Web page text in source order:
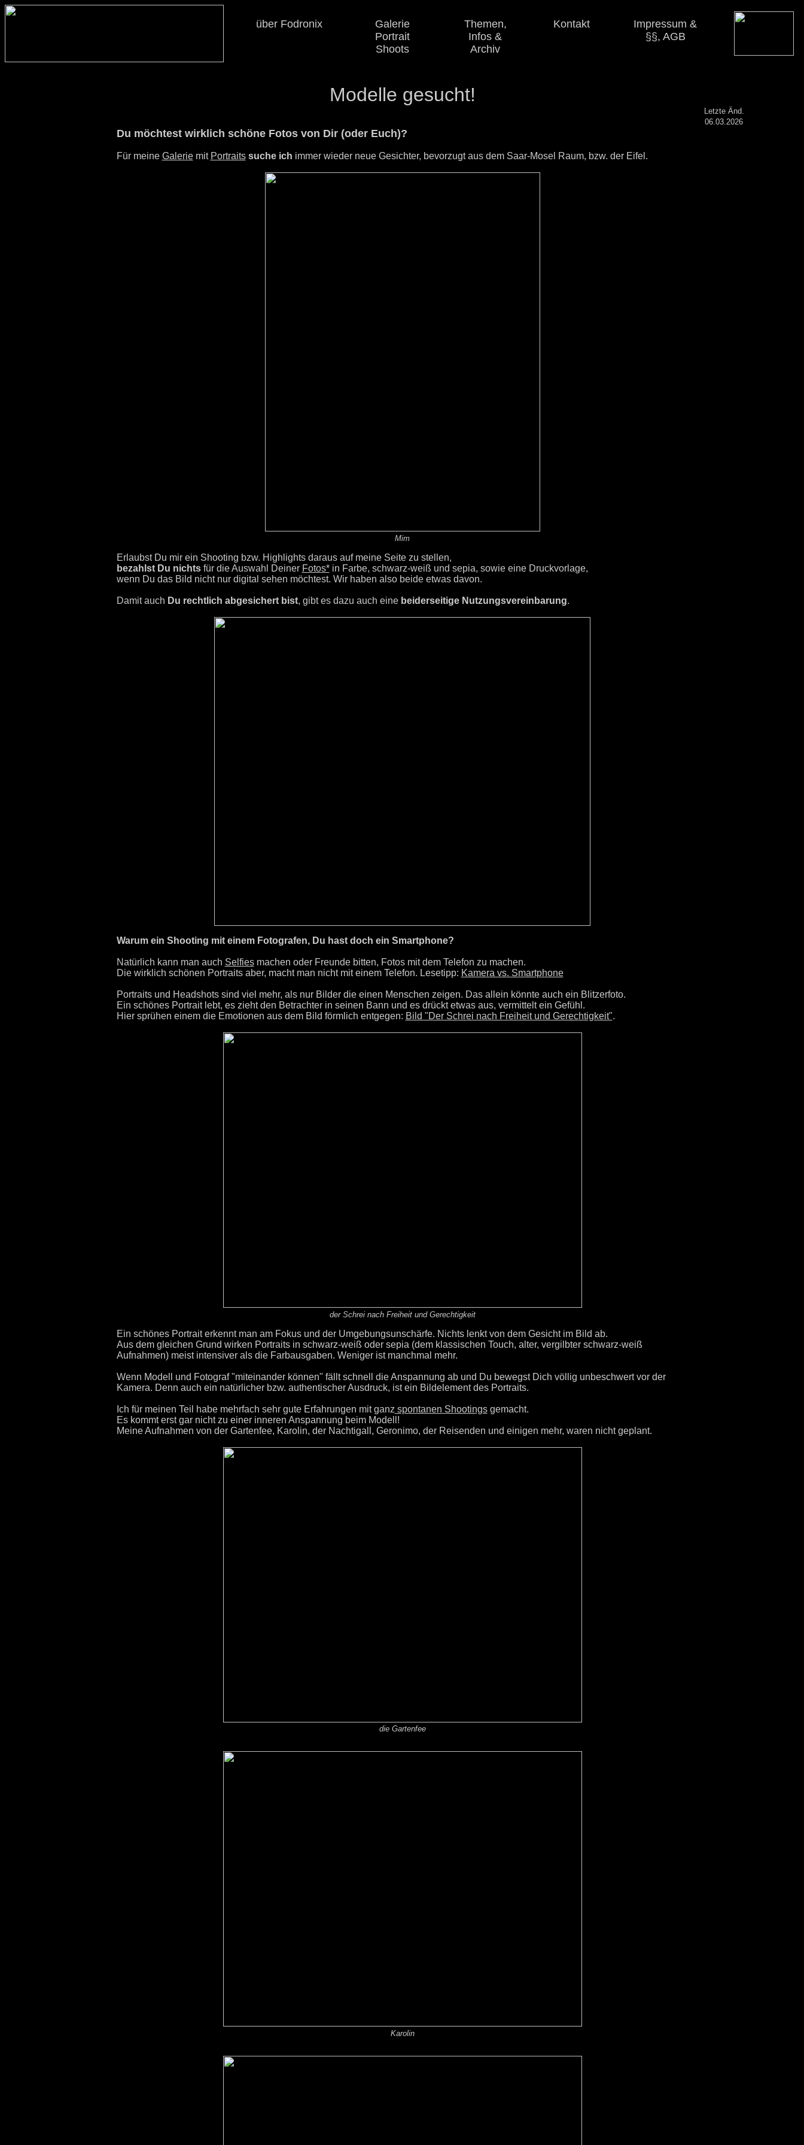
über Fodronix
Galerie
Portrait
Shoots
Themen,
Infos &
Archiv
Kontakt
Impressum &
§§, AGB
Modelle gesucht!
Letzte Änd.
06.03.2026
Du möchtest wirklich schöne Fotos von Dir (oder Euch)?
Für meine Galeriemit Portraits suche ich immer wieder neue Gesichter, bevorzugt aus dem Saar-Mosel Raum, bzw. der Eifel.
Mim
Erlaubst Du mir ein Shooting bzw. Highlights daraus auf meine Seite zu stellen,
bezahlst Du nichtsfür die Auswahl Deiner Fotos*in Farbe, schwarz-weiß und sepia, sowie eine Druckvorlage,
wenn Du das Bild nicht nur digital sehen möchtest. Wir haben also beide etwas davon.
Damit auch Du rechtlich abgesichert bist, gibt es dazu auch eine beiderseitige Nutzungsvereinbarung.
Warum ein Shooting mit einem Fotografen, Du hast doch ein Smartphone?
Natürlich kann man auch Selfiesmachen oder Freunde bitten, Fotos mit dem Telefon zu machen.
Die wirklich schönen Portraits aber, macht man nicht mit einem Telefon. Lesetipp: Kamera vs. Smartphone
Portraits und Headshots sind viel mehr, als nur Bilder die einen Menschen zeigen. Das allein könnte auch ein Blitzerfoto.
Ein schönes Portrait lebt, es zieht den Betrachter in seinen Bann und es drückt etwas aus, vermittelt ein Gefühl.
Hier sprühen einem die Emotionen aus dem Bild förmlich entgegen: Bild "Der Schrei nach Freiheit und Gerechtigkeit".
der Schrei nach Freiheit und Gerechtigkeit
Ein schönes Portrait erkennt man am Fokus und der Umgebungsunschärfe. Nichts lenkt von dem Gesicht im Bild ab.
Aus dem gleichen Grund wirken Portraits in schwarz-weiß oder sepia (dem klassischen Touch, alter, vergilbter schwarz-weiß
Aufnahmen) meist intensiver als die Farbausgaben. Weniger ist manchmal mehr.
Wenn Modell und Fotograf "miteinander können" fällt schnell die Anspannung ab und Du bewegst Dich völlig unbeschwert vor der
Kamera. Denn auch ein natürlicher bzw. authentischer Ausdruck, ist ein Bildelement des Portraits.
Ich für meinen Teil habe mehrfach sehr gute Erfahrungen mit ganz spontanen Shootingsgemacht.
Es kommt erst gar nicht zu einer inneren Anspannung beim Modell!
Meine Aufnahmen von der Gartenfee, Karolin, der Nachtigall, Geronimo, der Reisenden und einigen mehr, waren nicht geplant.
die Gartenfee
Karolin